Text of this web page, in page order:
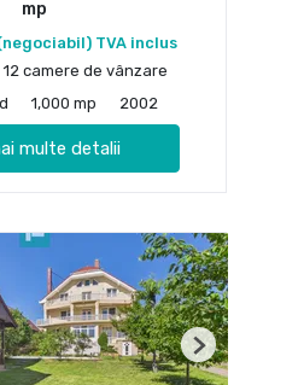
mp
TVA inclus
camere de vânzare
1,000 mp 2002
multe detalii
Next